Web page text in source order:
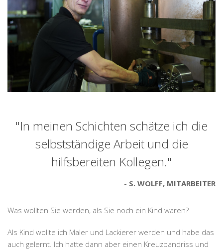
"In meinen Schichten schätze ich die
selbstständige Arbeit und die
hilfsbereiten Kollegen."
S. WOLFF, MITARBEITER
Was wollten Sie werden, als Sie noch ein Kind waren?
Als Kind wollte ich Maler und Lackierer werden und habe das
auch gelernt. Ich hatte dann aber einen Kreuzbandriss und